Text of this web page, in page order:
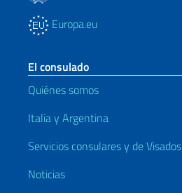
Europa.eu
El consulado
Quiénes somos
Italia y Argentina
Servicios consulares y de Visados
Noticias